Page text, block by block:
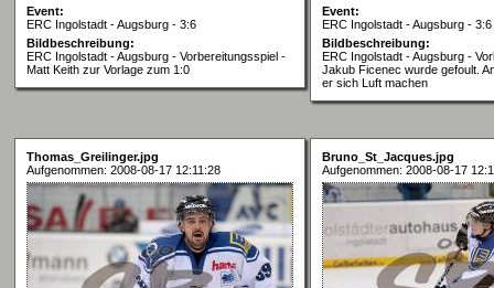
Event:
ERC Ingolstadt - Augsburg - 3:6
Bildbeschreibung:
ERC Ingolstadt - Augsburg - Vorbereitungsspiel -
Matt Keith zur Vorlage zum 1:0
Event:
ERC Ingolstadt - Augsburg - 3:6
Bildbeschreibung:
ERC Ingolstadt - Augsburg -
Jakub Ficenec wurde gefoult.
er sich Luft machen
Thomas_Greilinger.jpg
Aufgenommen: 2008-08-17 12:11:28
Bruno_St_Jacques.jpg
Aufgenommen: 2008-08-17